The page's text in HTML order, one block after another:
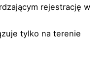
rejestrację w
tylko na terenie